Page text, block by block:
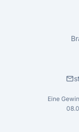
mail
Eine